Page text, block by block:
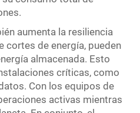
aumenta la resiliencia
cortes de energía, pueden
almacenada. Esto
críticas, como
Con los equipos de
activas mientras